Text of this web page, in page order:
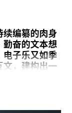
续编纂的肉身
勤奋的文本想
电子乐又如季
文，建构出一